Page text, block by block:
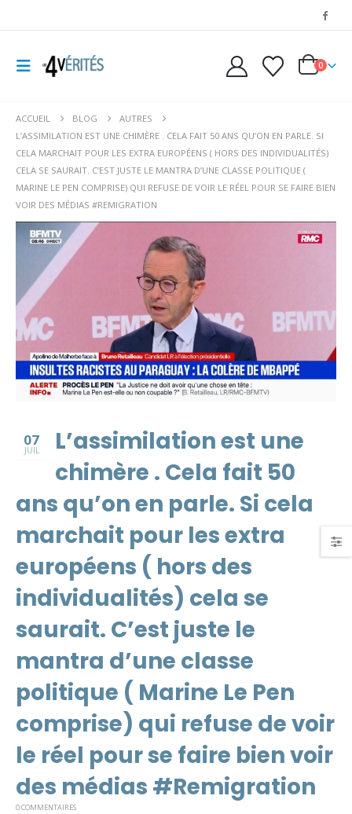
0
ACCUEIL BLOG
AUTRES
L’ASSIMILATION EST UNE CHIMÈRE . CELA FAIT 50 ANS QU’ON EN PARLE. SI
CELA MARCHAIT POUR LES EXTRA EUROPÉENS ( HORS DES INDIVIDUALITÉS)
CELA SE SAURAIT. C’EST JUSTE LE MANTRA D’UNE CLASSE POLITIQUE (
MARINE LE PEN COMPRISE) QUI REFUSE DE VOIR LE RÉEL POUR SE FAIRE BIEN
VOIR DES MÉDIAS #REMIGRATION
07
JUIL
L’assimilation est une
chimère . Cela fait 50
ans qu’on en parle. Si cela
marchait pour les extra
européens ( hors des
individualités) cela se
saurait. C’est juste le
mantra d’une classe
politique ( Marine Le Pen
comprise) qui refuse de voir
le réel pour se faire bien voir
des médias #Remigration
0 COMMENTAIRES